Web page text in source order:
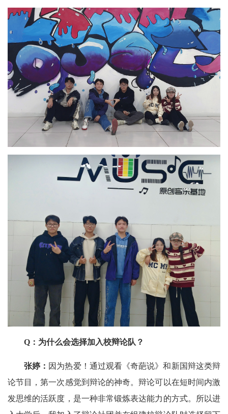
Q：为什么会选择加入校辩论队？
张婷： 因为热爱！通过观看《奇葩说》和新国辩这类辩
论节目，第一次感觉到辩论的神奇。辩论可以在短时间内激
发思维的活跃度，是一种非常锻炼表达能力的方式。所以进